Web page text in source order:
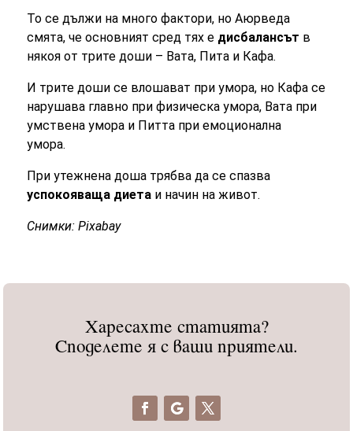
То се дължи на много фактори, но Аюрведа
смята, че основният сред тях е дисбалансът в
някоя от трите доши – Вата, Пита и Кафа.
И трите доши се влошават при умора, но Кафа се
нарушава главно при физическа умора, Вата при
умствена умора и Питта при емоционална
умора.
При утежнена доша трябва да се спазва
успокояваща диета и начин на живот.
Снимки: Pixabay
Харесахте статията?
Споделете я с ваши приятели.